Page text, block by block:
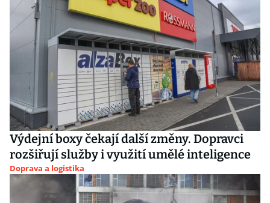
Výdejní boxy čekají další změny. Dopravci
rozšiřují služby i využití umělé inteligence
Doprava a logistika